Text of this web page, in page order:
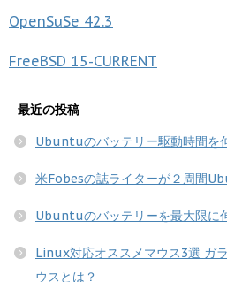
OpenSuSe 42.3
FreeBSD 15-CURRENT
最近の投稿
Ubuntuのバッテリー駆動時間を
米Fobesの誌ライターが２周間
Ubuntuのバッテリーを最大限に
Linux対応オススメマウス3選 ガ
ウスとは？